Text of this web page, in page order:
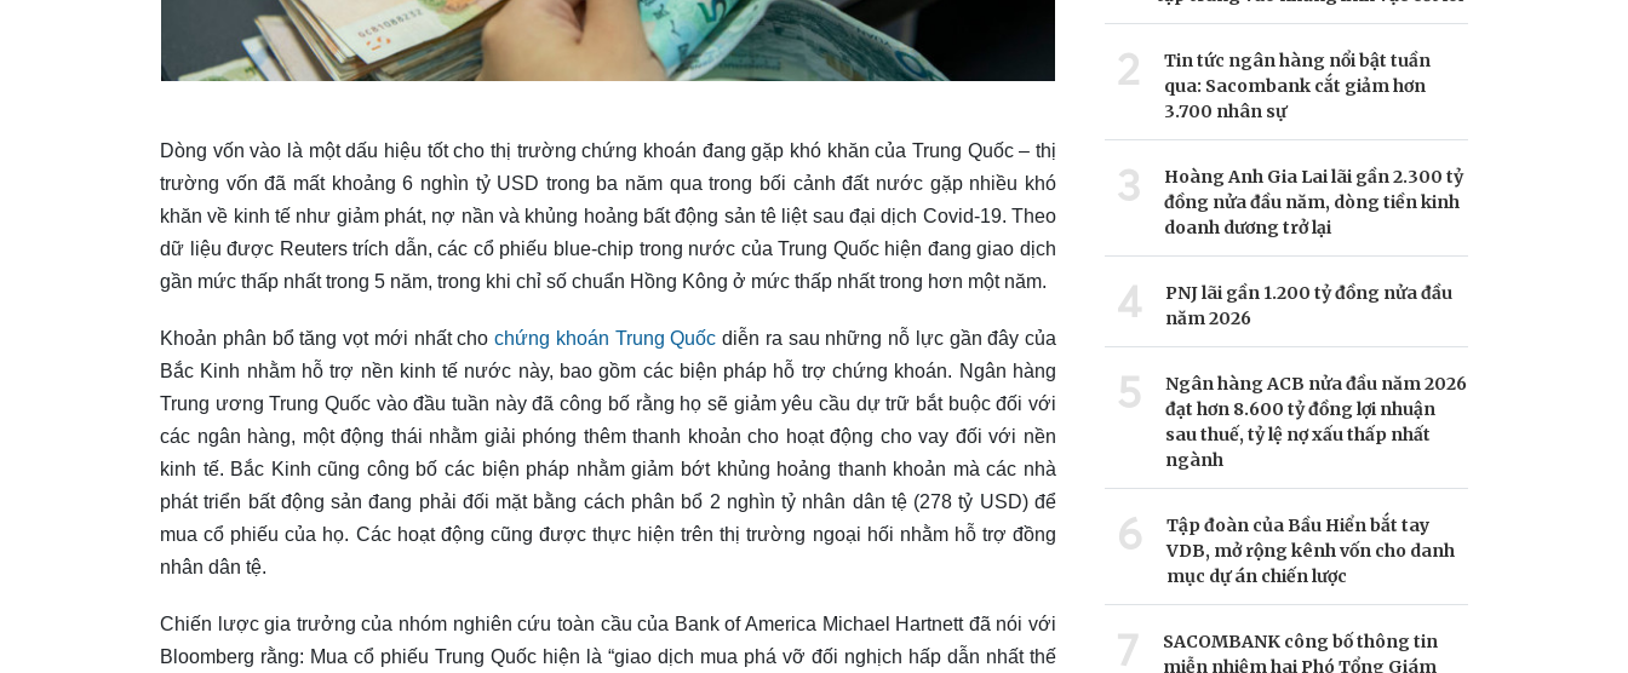
Dòng vốn vào là một dấu hiệu tốt cho thị trường chứng khoán đang gặp khó khăn của Trung Quốc – thị
trường vốn đã mất khoảng 6 nghìn tỷ USD trong ba năm qua trong bối cảnh đất nước gặp nhiều khó
khăn về kinh tế như giảm phát, nợ nần và khủng hoảng bất động sản tê liệt sau đại dịch Covid-19. Theo
dữ liệu được Reuters trích dẫn, các cổ phiếu blue-chip trong nước của Trung Quốc hiện đang giao dịch
gần mức thấp nhất trong 5 năm, trong khi chỉ số chuẩn Hồng Kông ở mức thấp nhất trong hơn một năm.
Khoản phân bổ tăng vọt mới nhất cho chứng khoán Trung Quốc diễn ra sau những nỗ lực gần đây của
Bắc Kinh nhằm hỗ trợ nền kinh tế nước này, bao gồm các biện pháp hỗ trợ chứng khoán. Ngân hàng
Trung ương Trung Quốc vào đầu tuần này đã công bố rằng họ sẽ giảm yêu cầu dự trữ bắt buộc đối với
các ngân hàng, một động thái nhằm giải phóng thêm thanh khoản cho hoạt động cho vay đối với nền
kinh tế. Bắc Kinh cũng công bố các biện pháp nhằm giảm bớt khủng hoảng thanh khoản mà các nhà
phát triển bất động sản đang phải đối mặt bằng cách phân bổ 2 nghìn tỷ nhân dân tệ (278 tỷ USD) để
mua cổ phiếu của họ. Các hoạt động cũng được thực hiện trên thị trường ngoại hối nhằm hỗ trợ đồng
nhân dân tệ.
Chiến lược gia trưởng của nhóm nghiên cứu toàn cầu của Bank of America Michael Hartnett đã nói với
Bloomberg rằng: Mua cổ phiếu Trung Quốc hiện là “giao dịch mua phá vỡ đối nghịch hấp dẫn nhất thế
2
Tin tức ngân hàng nổi bật tuần
qua: Sacombank cắt giảm hơn
3.700 nhân sự
3
Hoàng Anh Gia Lai lãi gần 2.300 tỷ
đồng nửa đầu năm, dòng tiền kinh
doanh dương trở lại
4
PNJ lãi gần 1.200 tỷ đồng nửa đầu
năm 2026
5
Ngân hàng ACB nửa đầu năm 2026
đạt hơn 8.600 tỷ đồng lợi nhuận
sau thuế, tỷ lệ nợ xấu thấp nhất
ngành
6
Tập đoàn của Bầu Hiển bắt tay
VDB, mở rộng kênh vốn cho danh
mục dự án chiến lược
7
SACOMBANK công bố thông tin
miễn nhiệm hai Phó Tổng Giám